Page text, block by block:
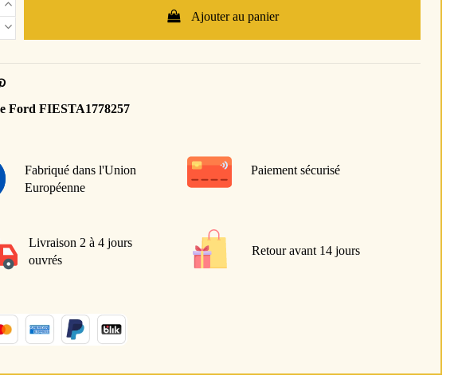
Ajouter au panier
Ford FIESTA1778257
Fabriqué dans l'Union
Européenne
Paiement sécurisé
Livraison 2 à 4 jours
ouvrés
Retour avant 14 jours